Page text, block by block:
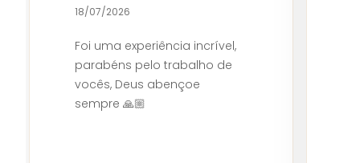
18/07/2026
Foi uma experiência incrível,
parabéns pelo trabalho de
vocês, Deus abençoe
sempre 🙏🏼